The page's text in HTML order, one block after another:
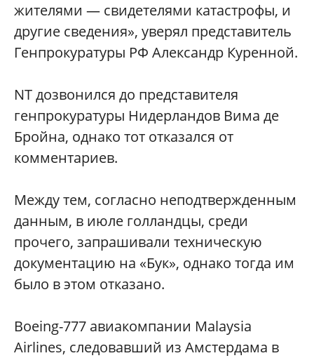
жителями — свидетелями катастрофы, и
другие сведения», уверял представитель
Генпрокуратуры РФ Александр Куренной.
NT дозвонился до представителя
генпрокуратуры Нидерландов Вима де
Бройна, однако тот отказался от
комментариев.
Между тем, согласно неподтвержденным
данным, в июле голландцы, среди
прочего, запрашивали техническую
документацию на «Бук», однако тогда им
было в этом отказано.
Boeing-777 авиакомпании Malaysia
Airlines, следовавший из Амстердама в